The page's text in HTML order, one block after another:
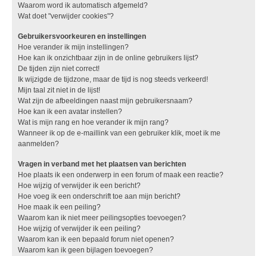
Waarom word ik automatisch afgemeld?
Wat doet "verwijder cookies"?
Gebruikersvoorkeuren en instellingen
Hoe verander ik mijn instellingen?
Hoe kan ik onzichtbaar zijn in de online gebruikers lijst?
De tijden zijn niet correct!
Ik wijzigde de tijdzone, maar de tijd is nog steeds verkeerd!
Mijn taal zit niet in de lijst!
Wat zijn de afbeeldingen naast mijn gebruikersnaam?
Hoe kan ik een avatar instellen?
Wat is mijn rang en hoe verander ik mijn rang?
Wanneer ik op de e-maillink van een gebruiker klik, moet ik me
aanmelden?
Vragen in verband met het plaatsen van berichten
Hoe plaats ik een onderwerp in een forum of maak een reactie?
Hoe wijzig of verwijder ik een bericht?
Hoe voeg ik een onderschrift toe aan mijn bericht?
Hoe maak ik een peiling?
Waarom kan ik niet meer peilingsopties toevoegen?
Hoe wijzig of verwijder ik een peiling?
Waarom kan ik een bepaald forum niet openen?
Waarom kan ik geen bijlagen toevoegen?